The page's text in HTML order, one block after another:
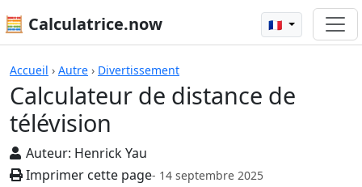
🧮 Calculatrice.now 🇫🇷
Accueil › Autre › Divertissement
Calculateur de distance de
télévision
Auteur: Henrick Yau
Imprimer cette page- 14 septembre 2025
Calculatrices